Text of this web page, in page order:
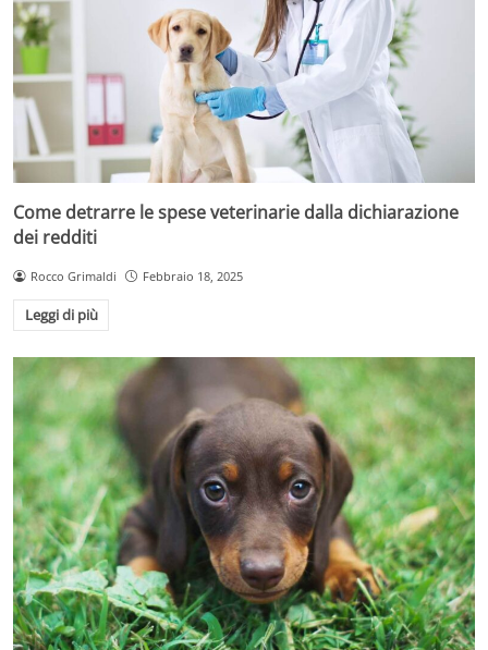
Come detrarre le spese veterinarie dalla dichiarazione
dei redditi
Rocco Grimaldi Febbraio 18, 2025
Leggi di più